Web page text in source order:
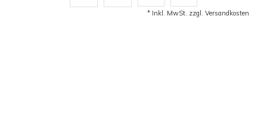
* Inkl. MwSt. zzgl. Versandkosten